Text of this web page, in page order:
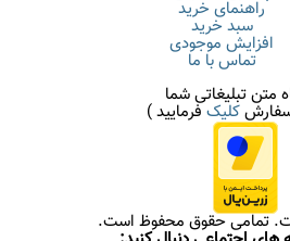
راهنمای خرید
سبد خرید
افزایش موجودی
تماس با ما
متن تبلیغاتی شما
کلیک فرمایید )